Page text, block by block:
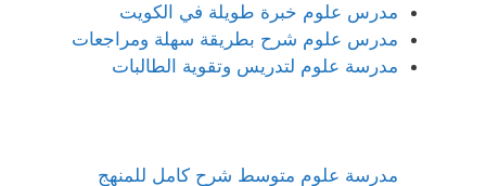
مدرس علوم خبرة طويلة في الكويت
مدرس علوم شرح بطريقة سهلة ومراجعات
مدرسة علوم لتدريس وتقوية الطالبات
مدرسة علوم متوسط شرح كامل للمنهج